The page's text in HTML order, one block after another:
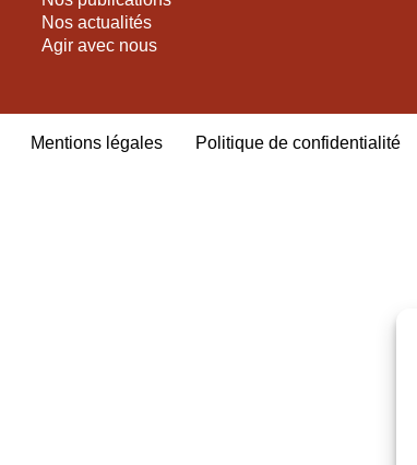
Nos actualités
Agir avec nous
Mentions légales Politique de confidentialité